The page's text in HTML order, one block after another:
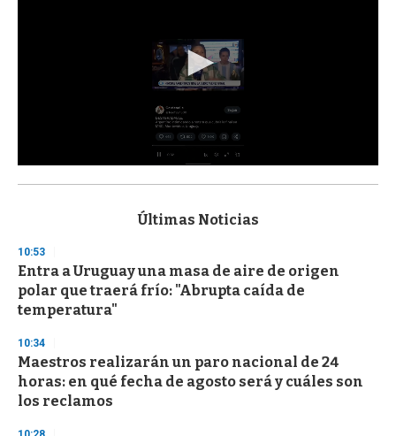
s
d
s
o
f
3
s
e
c
o
n
Últimas Noticias
10:53
Entra a Uruguay una masa de aire de origen
polar que traerá frío: "Abrupta caída de
temperatura"
10:34
Maestros realizarán un paro nacional de 24
horas: en qué fecha de agosto será y cuáles son
los reclamos